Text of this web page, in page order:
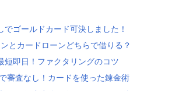
でゴールドカード可決しました！
とカードローンどちらで借りる？
短即日！ファクタリングのコツ
審査なし！カードを使った錬金術